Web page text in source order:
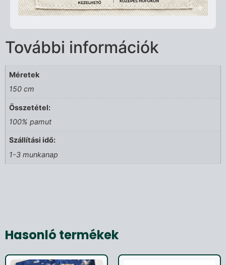
További információk
Méretek
150 cm
Összetétel:
100% pamut
Szállítási idő:
1-3 munkanap
Hasonló termékek